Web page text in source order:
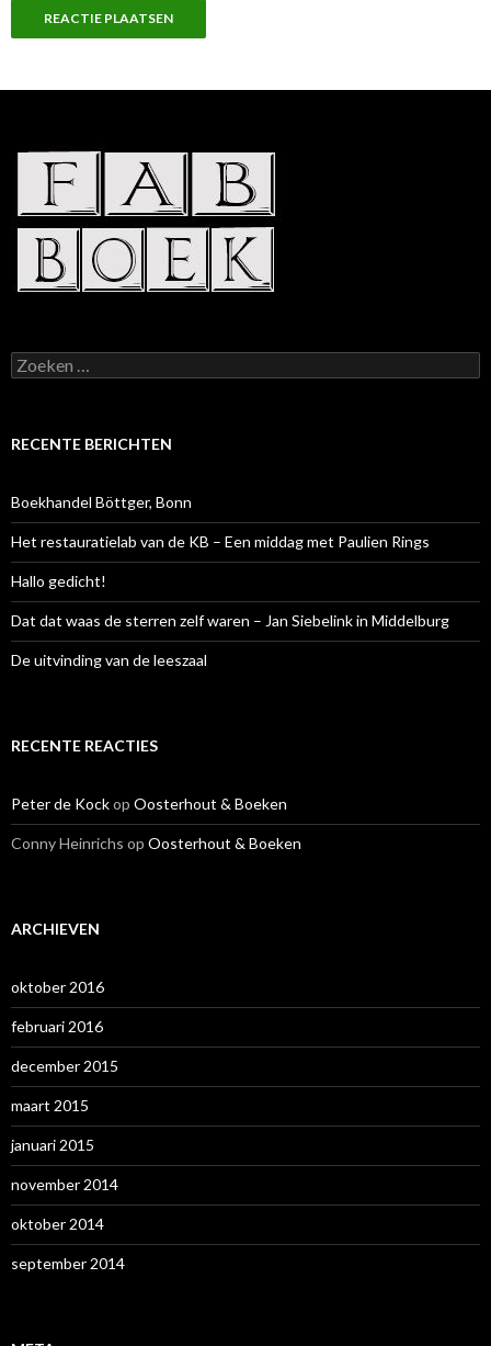
Zoeken
naar:
RECENTE BERICHTEN
Boekhandel Böttger, Bonn
Het restauratielab van de KB – Een middag met Paulien Rings
Hallo gedicht!
Dat dat waas de sterren zelf waren – Jan Siebelink in Middelburg
De uitvinding van de leeszaal
RECENTE REACTIES
Peter de Kockop Oosterhout & Boeken
Conny Heinrichs op Oosterhout & Boeken
ARCHIEVEN
oktober 2016
februari 2016
december 2015
maart 2015
januari 2015
november 2014
oktober 2014
september 2014